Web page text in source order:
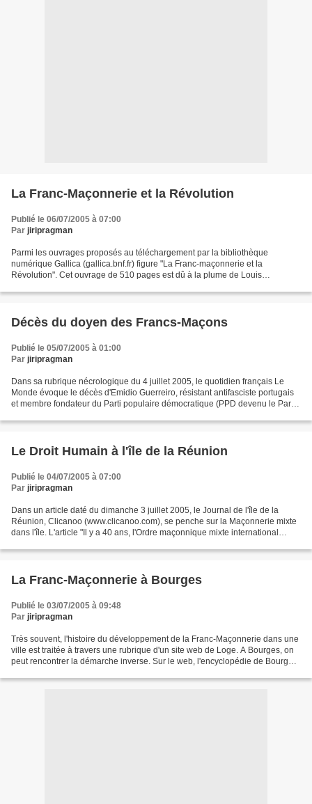
La Franc-Maçonnerie et la Révolution
Publié le 06/07/2005 à 07:00
Par jiripragman
Parmi les ouvrages proposés au téléchargement par la bibliothèque
numérique Gallica (gallica.bnf.fr) figure "La Franc-maçonnerie et la
Révolution". Cet ouvrage de 510 pages est dû à la plume de Louis
Décès du doyen des Francs-Maçons
Publié le 05/07/2005 à 01:00
Par jiripragman
Dans sa rubrique nécrologique du 4 juillet 2005, le quotidien français Le
Monde évoque le décès d'Emidio Guerreiro, résistant antifasciste portugais
et membre fondateur du Parti populaire démocratique (PPD devenu le Parti
Le Droit Humain à l'île de la Réunion
Publié le 04/07/2005 à 07:00
Par jiripragman
Dans un article daté du dimanche 3 juillet 2005, le Journal de l'île de la
Réunion, Clicanoo (www.clicanoo.com), se penche sur la Maçonnerie mixte
dans l'île. L'article "Il y a 40 ans, l'Ordre maçonnique mixte international
La Franc-Maçonnerie à Bourges
Publié le 03/07/2005 à 09:48
Par jiripragman
Très souvent, l'histoire du développement de la Franc-Maçonnerie dans une
ville est traitée à travers une rubrique d'un site web de Loge. A Bourges, on
peut rencontrer la démarche inverse. Sur le web, l'encyclopédie de Bourges